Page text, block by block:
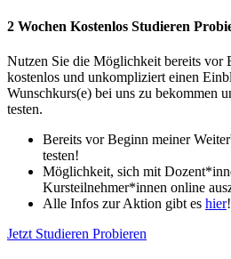
2 Wochen Kostenlos Studieren
Nutzen Sie die Möglichkeit bereits vor
kostenlos und unkompliziert einen
Wunschkurs(e) bei uns zu bekommen
testen.
Bereits vor Beginn meiner
testen!
Möglichkeit, sich mit
Kursteilnehmer*innen online
Alle Infos zur Aktion gibt es hier!
Jetzt Studieren Probieren